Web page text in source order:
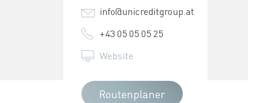
info@unicreditgroup.at
+43 05 05 05 25
Website
Routenplaner